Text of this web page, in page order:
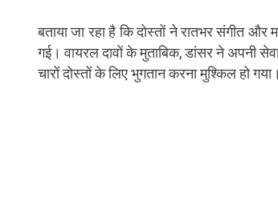
बताया जा रहा है कि दोस्तों ने रातभर संगीत और
गई। वायरल दावों के मुताबिक, डांसर ने अपनी
चारों दोस्तों के लिए भुगतान करना मुश्किल हो गया।